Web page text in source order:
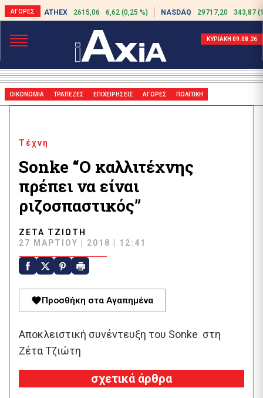
ATHEX 2615,06 6,62 (0,25 %) NASDAQ 29717,20 343,87
ΚΥΡΙΑΚΗ 09.08.26
ΟΙΚΟΝΟΜΙΑ ΤΡΑΠΕΖΕΣ ΕΠΙΧΕΙΡΗΣΕΙΣ ΑΓΟΡΕΣ ΠΟΛΙΤΙΚΗ
Τέχνη
Sonke “Ο καλλιτέχνης
πρέπει να είναι
ριζοσπαστικός”
ΖΈΤΑ ΤΖΙΏΤΗ
27 ΜΑΡΤΊΟΥ | 2018 | 12:41
Προσθήκη στα Αγαπημένα
Αποκλειστική συνέντευξη του Sonke στη
Ζέτα Τζιώτη
σχετικά άρθρα